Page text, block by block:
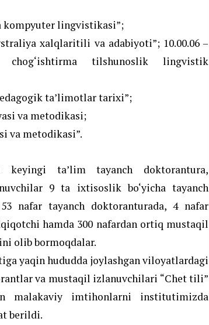
kompyuter lingvistikasi”;
xalqlaritili va adabiyoti”; 10.00.06 –
tilshunoslik lingvistik
ta’limotlar tarixi”;
va metodikasi;
va metodikasi”.
ta’lim tayanch doktorantura,
9 ta ixtisoslik bo‘yicha tayanch
nafar tayanch doktoranturada, 4 nafar
hamda 300 nafardan ortiq mustaqil
olib bormoqdalar.
yaqin hududda joylashgan viloyatlardagi
va mustaqil izlanuvchilari “Chet tili”
malakaviy imtihonlarni institutimizda
berildi.